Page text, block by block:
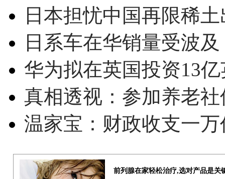
日本担忧中国再限稀
日系车在华销量受波
华为拟在英国投资13
真相透视：参加养老
温家宝：财政收支一
前列腺在家轻松治疗,选对产品是关